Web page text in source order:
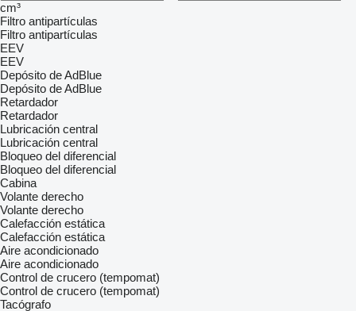
cm³
Filtro antipartículas
Filtro antipartículas
EEV
EEV
Depósito de AdBlue
Depósito de AdBlue
Retardador
Retardador
Lubricación central
Lubricación central
Bloqueo del diferencial
Bloqueo del diferencial
Cabina
Volante derecho
Volante derecho
Calefacción estática
Calefacción estática
Aire acondicionado
Aire acondicionado
Control de crucero (tempomat)
Control de crucero (tempomat)
Tacógrafo